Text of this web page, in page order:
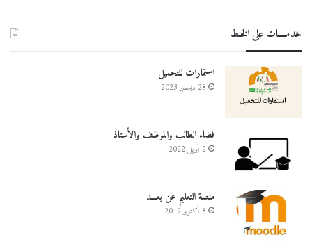
خدمــــات على الخـط
استمارات للتحميل
28 ديسمبر 2023
فضاء الطالب والموظف والأستاذ
2 أبريل 2022
منصة التعليم عن بعـــد
8 أكتوبر 2019